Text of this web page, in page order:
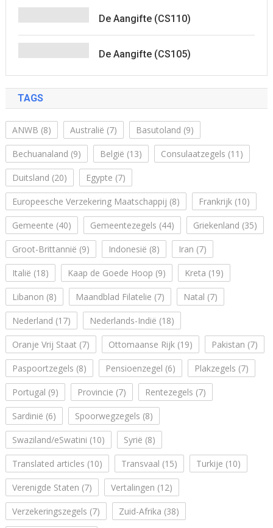
De Aangifte (CS110)
De Aangifte (CS105)
TAGS
ANWB (8) Australië (7) Basutoland (9)
Bechuanaland (9) België (13) Consulaatzegels (11)
Duitsland (20) Egypte (7)
Europeesche Verzekering Maatschappij (8) Frankrijk(10)
Gemeente (40) Gemeentezegels (44) Griekenland (35)
Groot-Brittannië (9) Indonesië (8) Iran (7)
Italië (18) Kaap de Goede Hoop (9) Kreta (19)
Libanon (8) Maandblad Filatelie (7) Natal (7)
Nederland (17) Nederlands-Indië (18)
Oranje Vrij Staat (7) Ottomaanse Rijk(19) Pakistan (7)
Paspoortzegels (8) Pensioenzegel (6) Plakzegels (7)
Portugal (9) Provincie (7) Rentezegels (7)
Sardinië (6) Spoorwegzegels (8)
Swaziland/eSwatini (10) Syrië (8)
Translated articles (10) Transvaal (15) Turkije (10)
Verenigde Staten (7) Vertalingen (12)
Verzekeringszegels (7) Zuid-Afrika (38)